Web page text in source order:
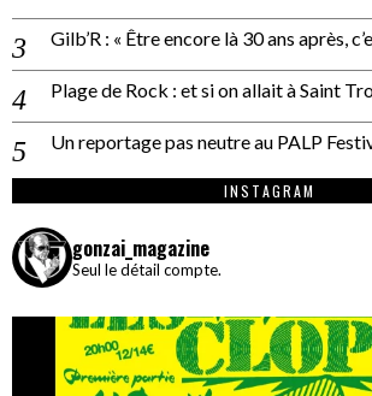
Gilb’R : « Être encore là 30 ans après,
Plage de Rock : et si on allait à Saint
Un reportage pas neutre au PALP
INSTAGRAM
gonzai_magazine
Seul le détail compte.